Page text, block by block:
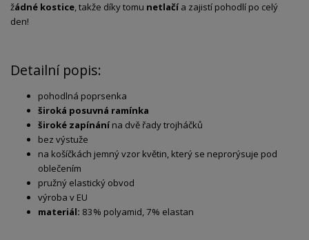
žádné kostice, takže díky tomu netlačía zajistí pohodlí po celý
den!
Detailní popis:
pohodlná poprsenka
široká posuvná ramínka
široké zapínánína dvě řady trojháčků
bez výstuže
na košíčkách jemný vzor květin, který se neprorýsuje pod
oblečením
pružný elastický obvod
výroba v EU
materiál: 83% polyamid, 7% elastan